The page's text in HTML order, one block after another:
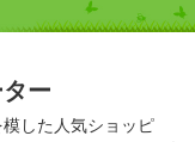
ー
した人気ショッピ